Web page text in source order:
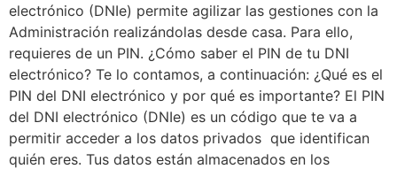
electrónico (DNIe) permite agilizar las gestiones con la
Administración realizándolas desde casa. Para ello,
requieres de un PIN. ¿Cómo saber el PIN de tu DNI
electrónico? Te lo contamos, a continuación: ¿Qué es el
PIN del DNI electrónico y por qué es importante? El PIN
del DNI electrónico (DNIe) es un código que te va a
permitir acceder a los datos privados que identifican
quién eres. Tus datos están almacenados en los